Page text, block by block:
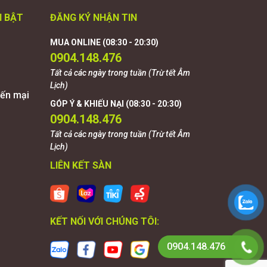
BẬT
mại
ĐĂNG KÝ NHẬN TIN
MUA ONLINE (08:30 - 20:30)
0904.148.476
Tất cả các ngày trong tuần (Trừ tết Âm
Lịch)
GÓP Ý & KHIẾU NẠI (08:30 - 20:30)
0904.148.476
Tất cả các ngày trong tuần (Trừ tết Âm
Lịch)
LIÊN KẾT SÀN
KẾT NỐI VỚI CHÚNG TÔI:
0904.148.476